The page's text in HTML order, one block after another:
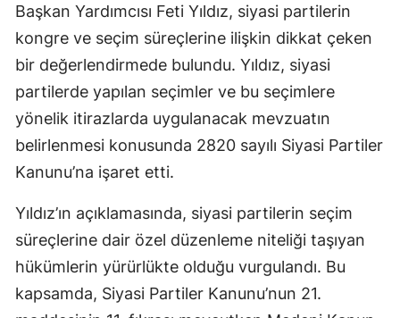
Başkan Yardımcısı Feti Yıldız, siyasi partilerin
kongre ve seçim süreçlerine ilişkin dikkat çeken
bir değerlendirmede bulundu. Yıldız, siyasi
partilerde yapılan seçimler ve bu seçimlere
yönelik itirazlarda uygulanacak mevzuatın
belirlenmesi konusunda 2820 sayılı Siyasi Partiler
Kanunu’na işaret etti.
Yıldız’ın açıklamasında, siyasi partilerin seçim
süreçlerine dair özel düzenleme niteliği taşıyan
hükümlerin yürürlükte olduğu vurgulandı. Bu
kapsamda, Siyasi Partiler Kanunu’nun 21.